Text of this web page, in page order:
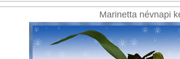
Marinetta névnapi